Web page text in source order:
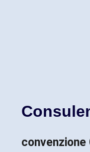
convenzione